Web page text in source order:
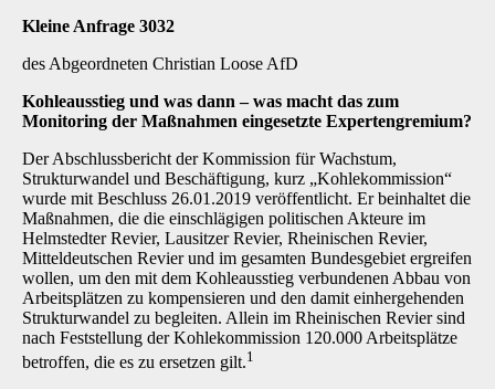
Kleine Anfrage 3032
des Abgeordneten Christian Loose AfD
Kohleausstieg und was dann–was macht das zum
Monitoring der Maßnahmen eingesetzte Expertengremium?
Der Abschlussbericht der Kommission für Wachstum,
Strukturwandel und Beschäftigung, kurz „Kohlekommission“
wurde mit Beschluss 26.01.2019 veröffentlicht. Er beinhaltet die
Maßnahmen, die die einschlägigen politischen Akteure im
Helmstedter Revier, Lausitzer Revier, Rheinischen Revier,
Mitteldeutschen Revier und im gesamten Bundesgebiet ergreifen
wollen, um den mit dem Kohleausstieg verbundenen Abbau von
Arbeitsplätzen zu kompensieren und den damit einhergehenden
Strukturwandel zu begleiten. Allein im Rheinischen Revier sind
nach Feststellung der Kohlekommission 120.000 Arbeitsplätze
betroffen, die es zu ersetzen gilt.1